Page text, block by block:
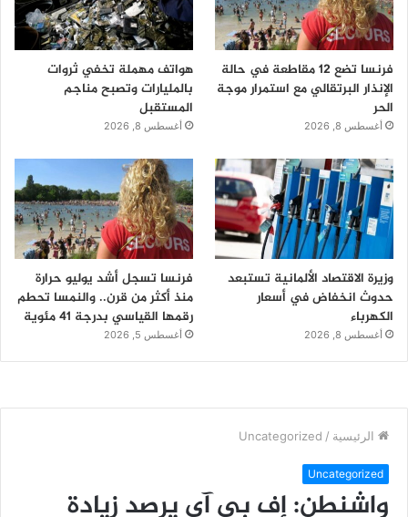
فرنسا تضع 12 مقاطعة في حالة
الإنذار البرتقالي مع استمرار موجة
الحر
أغسطس 8, 2026
هواتف مهملة تخفي ثروات
بالمليارات وتصبح مناجم
المستقبل
أغسطس 8, 2026
وزيرة الاقتصاد الألمانية تستبعد
حدوث انخفاض في أسعار
الكهرباء
أغسطس 8, 2026
فرنسا تسجل أشد يوليو حرارة
منذ أكثر من قرن.. والنمسا تحطم
رقمها القياسي بدرجة 41 مئوية
أغسطس 5, 2026